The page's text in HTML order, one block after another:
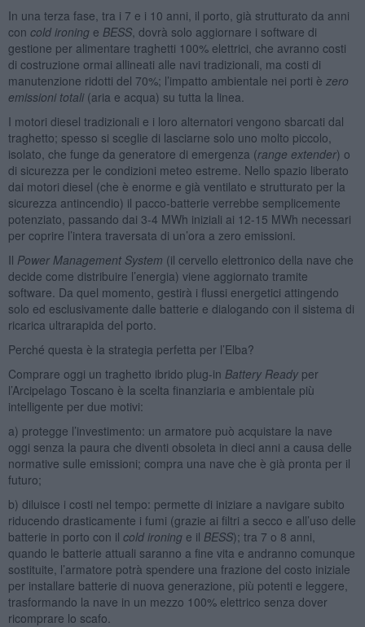
In una terza fase, tra i 7 e i 10 anni, il porto, già strutturato da anni
con cold ironinge BESS, dovrà solo aggiornare i software di
gestione per alimentare traghetti 100% elettrici, che avranno costi
di costruzione ormai allineati alle navi tradizionali, ma costi di
manutenzione ridotti del 70%; l’impatto ambientale nei porti è zero
emissioni totali(aria e acqua) su tutta la linea.
I motori diesel tradizionali e i loro alternatori vengono sbarcati dal
traghetto; spesso si sceglie di lasciarne solo uno molto piccolo,
isolato, che funge da generatore di emergenza (range extender) o
di sicurezza per le condizioni meteo estreme. Nello spazio liberato
dai motori diesel (che è enorme e già ventilato e strutturato per la
sicurezza antincendio) il pacco-batterie verrebbe semplicemente
potenziato, passando dai 3-4 MWh iniziali ai 12-15 MWh necessari
per coprire l’intera traversata di un’ora a zero emissioni.
Il Power Management System (il cervello elettronico della nave che
decide come distribuire l’energia) viene aggiornato tramite
software. Da quel momento, gestirà i flussi energetici attingendo
solo ed esclusivamente dalle batterie e dialogando con il sistema di
ricarica ultrarapida del porto.
Perché questa è la strategia perfetta per l’Elba?
Comprare oggi un traghetto ibrido plug-in Battery Readyper
l’Arcipelago Toscano è la scelta finanziaria e ambientale più
intelligente per due motivi:
a) protegge l’investimento: un armatore può acquistare la nave
oggi senza la paura che diventi obsoleta in dieci anni a causa delle
normative sulle emissioni; compra una nave che è già pronta per il
futuro;
b) diluisce i costi nel tempo: permette di iniziare a navigare subito
riducendo drasticamente i fumi (grazie ai filtri a secco e all’uso delle
batterie in porto con il cold ironinge il BESS); tra 7 o 8 anni,
quando le batterie attuali saranno a fine vita e andranno comunque
sostituite, l’armatore potrà spendere una frazione del costo iniziale
per installare batterie di nuova generazione, più potenti e leggere,
trasformando la nave in un mezzo 100% elettrico senza dover
ricomprare lo scafo.